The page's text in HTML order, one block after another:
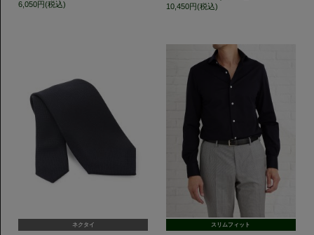
6,050円(税込) 10,450円(税込)
ネクタイ スリムフィット